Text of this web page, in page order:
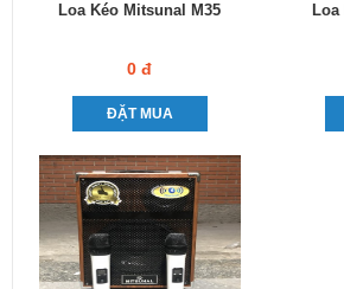
Loa Kéo Mitsunal M35
0 đ
ĐẶT MUA